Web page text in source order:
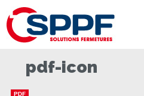
pdf-icon